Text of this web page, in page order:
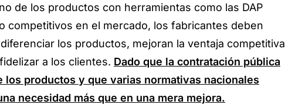
de los productos con herramientas como las DAP
competitivos en el mercado, los fabricantes deben
los productos, mejoran la ventaja competitiva
a los clientes. Dado que la contratación pública
los productos y que varias normativas nacionales
necesidad más que en una mera mejora.